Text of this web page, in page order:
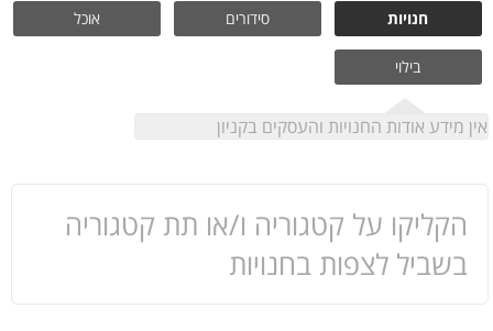
חנויות סידורים אוכל
בילוי
אין מידע אודות החנויות והעסקים בקניון
הקליקו על קטגוריה ו/או תת קטגוריה
בשביל לצפות בחנויות